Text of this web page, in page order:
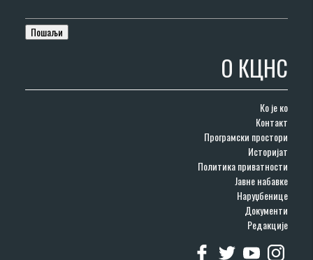
О КЦНС
Ко је ко
Контакт
Програмски простори
Историјат
Политика приватности
Јавне набавке
Наруџбенице
Документи
Редакције